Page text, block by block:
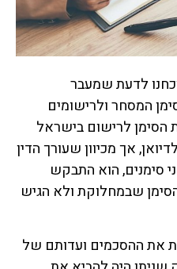
לדעת שמעבר
המסחר ולרישומים
הסימן לרישום בישראל
אך מכיוון שעורך הדין
הוא התבקש
שבמחלוקת ולא הגיש
את ההסכמים ועדותם של